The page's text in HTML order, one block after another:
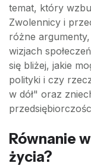
temat, który
Zwolennicy i
różne
wizjach
się bliżej, jakie
polityki i czy
w dół" oraz
Równanie
życia?